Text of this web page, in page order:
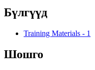
Бүлгүүд
Training Materials - 1
Шошго